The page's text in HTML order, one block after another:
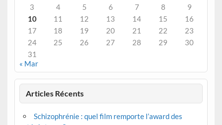
3
4 5 6 7 8
9
10
11 12 13 14 15
16
17
18 19 20 21 22
23
24
25 26 27 28 29
30
31
« Mar
Articles Récents
Schizophrénie : quel film remporte l’award des